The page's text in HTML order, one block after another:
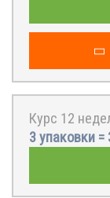
Курс 12
3 упаковки =